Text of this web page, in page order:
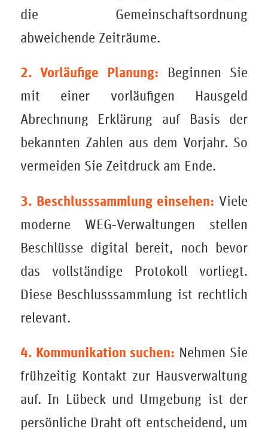
die Gemeinschaftsordnung
abweichende Zeiträume.
2. Vorläufige Planung: Beginnen Sie
mit einer vorläufigen Hausgeld
Abrechnung Erklärung auf Basis der
bekannten Zahlen aus dem Vorjahr. So
vermeiden Sie Zeitdruck am Ende.
3. Beschlusssammlung einsehen: Viele
moderne WEG‑Verwaltungen stellen
Beschlüsse digital bereit, noch bevor
das vollständige Protokoll vorliegt.
Diese Beschlusssammlung ist rechtlich
relevant.
4. Kommunikation suchen: Nehmen Sie
frühzeitig Kontakt zur Hausverwaltung
auf. In Lübeck und Umgebung ist der
persönliche Draht oft entscheidend, um